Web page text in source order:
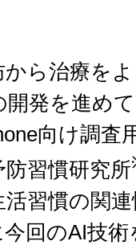
ら治療を
発を進め
向け調査
習慣研究所
習慣の関
回のAI技